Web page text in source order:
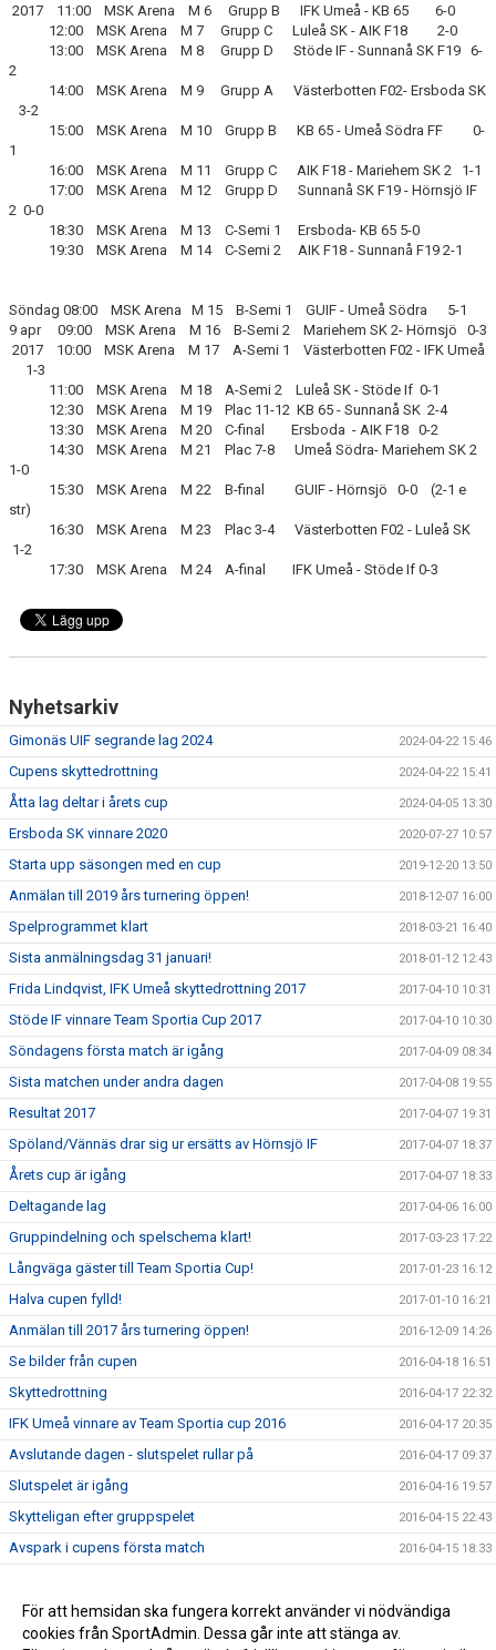
2017 11:00 MSK Arena M 6 Grupp B IFK Umeå - KB 65 6-0
12:00 MSK Arena M 7 Grupp C Luleå SK - AIK F18 2-0
13:00 MSK Arena M 8 Grupp D Stöde IF - Sunnanå SK F19 6-
2
14:00 MSK Arena M 9 Grupp A Västerbotten F02- Ersboda SK
3-2
15:00 MSK Arena M 10 Grupp B KB 65 - Umeå Södra FF 0-
1
16:00 MSK Arena M 11 Grupp C AIK F18 - Mariehem SK 2 1-1
17:00 MSK Arena M 12 Grupp D Sunnanå SK F19 - Hörnsjö IF
2 0-0
18:30 MSK Arena M 13 C-Semi 1 Ersboda- KB 65 5-0
19:30 MSK Arena M 14 C-Semi 2 AIK F18 - Sunnanå F19 2-1
Söndag 08:00 MSK Arena M 15 B-Semi 1 GUIF - Umeå Södra 5-1
9 apr 09:00 MSK Arena M 16 B-Semi 2 Mariehem SK 2- Hörnsjö 0-3
2017 10:00 MSK Arena M 17 A-Semi 1 Västerbotten F02 - IFK Umeå
1-3
11:00 MSK Arena M 18 A-Semi 2 Luleå SK - Stöde If 0-1
12:30 MSK Arena M 19 Plac 11-12 KB 65 - Sunnanå SK 2-4
13:30 MSK Arena M 20 C-final Ersboda - AIK F18 0-2
14:30 MSK Arena M 21 Plac 7-8 Umeå Södra- Mariehem SK 2
1-0
15:30 MSK Arena M 22 B-final GUIF - Hörnsjö 0-0 (2-1 e
str)
16:30 MSK Arena M 23 Plac 3-4 Västerbotten F02 - Luleå SK
1-2
17:30 MSK Arena M 24 A-final IFK Umeå - Stöde If 0-3
Nyhetsarkiv
Gimonäs UIF segrande lag 2024 2024-04-22 15:46
Cupens skyttedrottning 2024-04-22 15:41
Åtta lag deltar i årets cup 2024-04-05 13:30
Ersboda SK vinnare 2020 2020-07-27 10:57
Starta upp säsongen med en cup 2019-12-20 13:50
Anmälan till 2019 års turnering öppen! 2018-12-07 16:00
Spelprogrammet klart 2018-03-21 16:40
Sista anmälningsdag 31 januari! 2018-01-12 12:43
Frida Lindqvist, IFK Umeå skyttedrottning 2017 2017-04-10 10:31
Stöde IF vinnare Team Sportia Cup 2017 2017-04-10 10:30
Söndagens första match är igång 2017-04-09 08:34
Sista matchen under andra dagen 2017-04-08 19:55
Resultat 2017 2017-04-07 19:31
Spöland/Vännäs drar sig ur ersätts av Hörnsjö IF 2017-04-07 18:37
Årets cup är igång 2017-04-07 18:33
Deltagande lag 2017-04-06 16:00
Gruppindelning och spelschema klart! 2017-03-23 17:22
Långväga gäster till Team Sportia Cup! 2017-01-23 16:12
Halva cupen fylld! 2017-01-10 16:21
Anmälan till 2017 års turnering öppen! 2016-12-09 14:26
Se bilder från cupen 2016-04-18 16:51
Skyttedrottning 2016-04-17 22:32
IFK Umeå vinnare av Team Sportia cup 2016 2016-04-17 20:35
Avslutande dagen - slutspelet rullar på 2016-04-17 09:37
Slutspelet är igång 2016-04-16 19:57
Skytteligan efter gruppspelet 2016-04-15 22:43
Avspark i cupens första match 2016-04-15 18:33
Sent avhopp - nytt lag ersätter 2016-04-08 16:03
Spelschemat klart 2016-03-18 17:08
För att hemsidan ska fungera korrekt använder vi nödvändiga
cookies från SportAdmin. Dessa går inte att stänga av.